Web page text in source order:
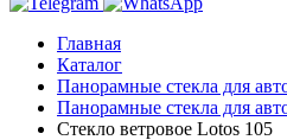
Главная
Каталог
Панорамные стекла для
Панорамные стекла для
Стекло ветровое Lotos 105